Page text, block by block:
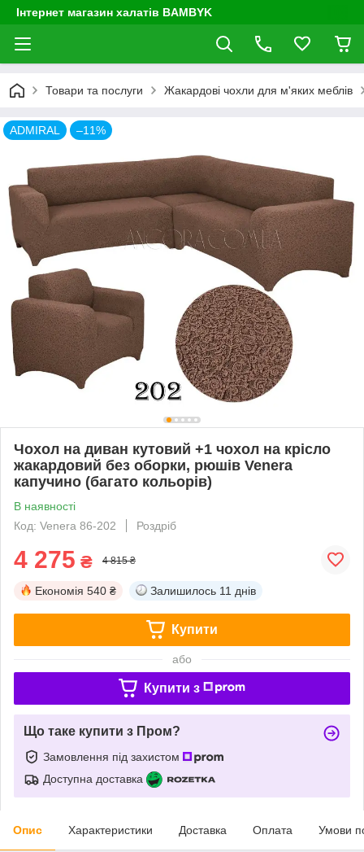
Інтернет магазин халатів BAMBYK
Товари та послуги Жакардові чохли для м'яких меблів
ADMIRAL –11%
Чохол на диван кутовий +1 чохол на крісло
жакардовий без оборки, рюшів Venera
капучино (багато кольорів)
В наявності
Код: Venera 86-202
Роздріб
4 275 ₴ 4 815 ₴
Економія 540 ₴ Залишилось 11 днів
Купити
або
Купити з
Що таке купити з Пром?
Замовлення під захистом
Доступна доставка
Опис Характеристики Доставка Оплата Умови